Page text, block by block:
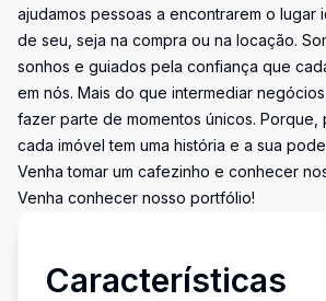
ajudamos pessoas a encontrarem o lugar
de seu, seja na compra ou na locação.
sonhos e guiados pela confiança que
em nós. Mais do que intermediar
fazer parte de momentos únicos. Porque,
cada imóvel tem uma história e a sua
Venha tomar um cafezinho e conhecer
Venha conhecer nosso portfólio!
Características